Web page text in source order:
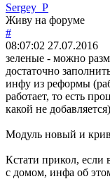
Sergey_P
Живу на форуме
#
08:07:02 27.07.2016
зеленые - можно
достаточно
инфу из реформы
работает, то есть
какой не
Модуль новый и
Кстати прикол, если
с домом, инфа об